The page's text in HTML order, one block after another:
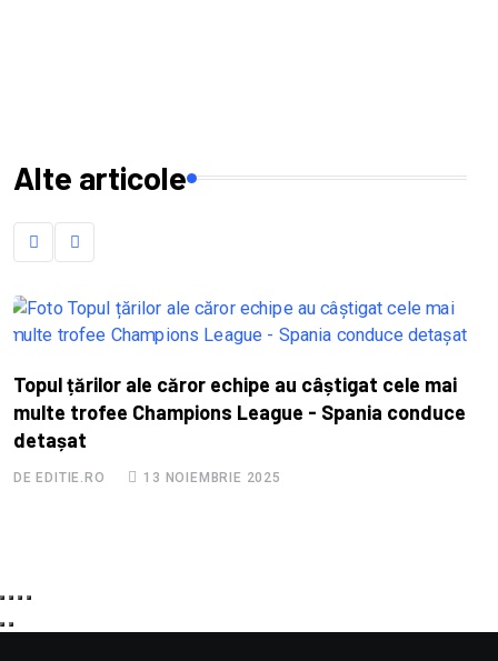
Alte articole
Topul țărilor ale căror echipe au câștigat cele mai
multe trofee Champions League - Spania conduce
detașat
DE EDITIE.RO 13 NOIEMBRIE 2025